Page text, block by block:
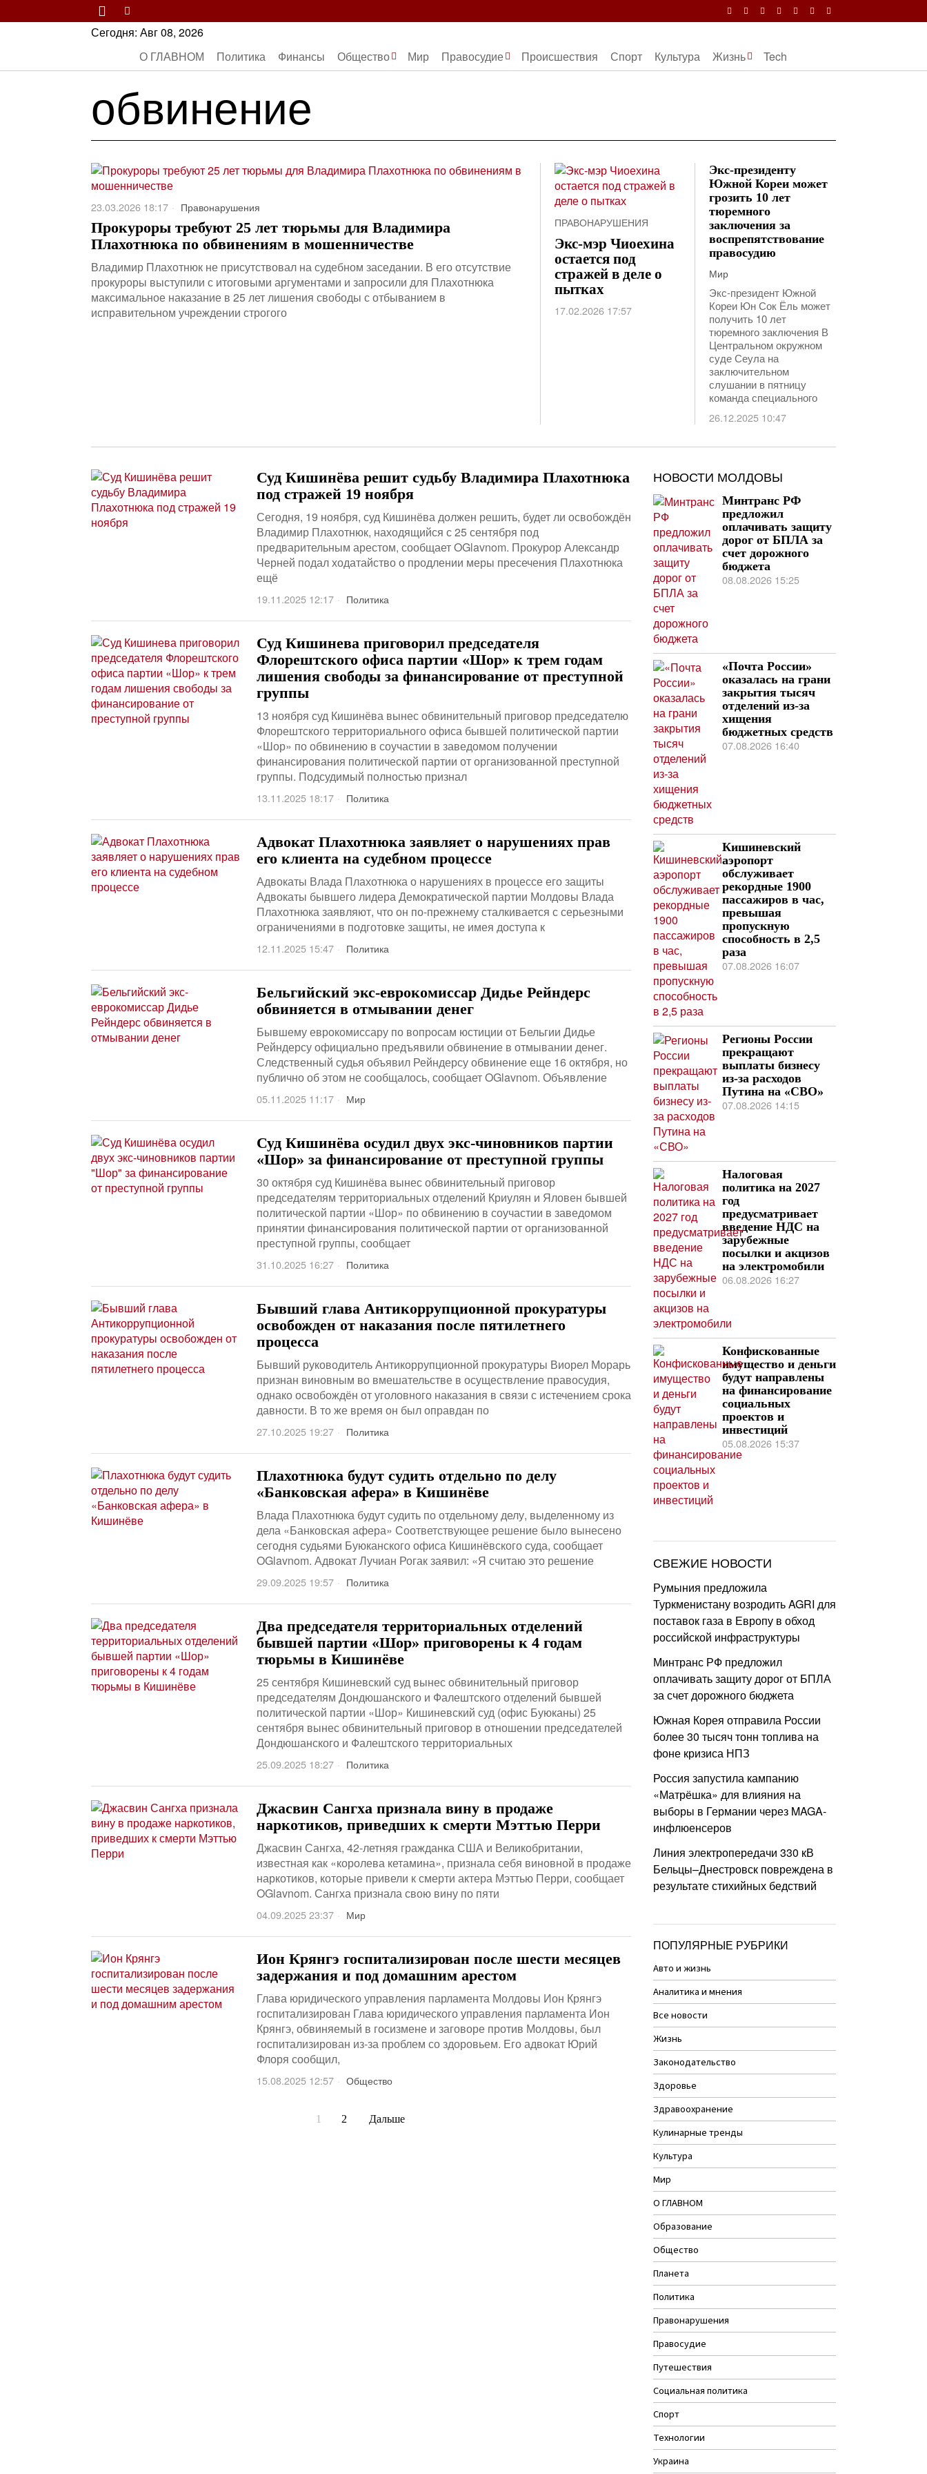
Сегодня: Авг 08, 2026
О ГЛАВНОМ
Политика Финансы Общество Мир Правосудие Происшествия Спорт Культура Жизнь Tech
обвинение
23.03.2026 18:17 Правонарушения
Прокуроры требуют 25 лет тюрьмы для Владимира
Плахотнюка по обвинениям в мошенничестве
Владимир Плахотнюк не присутствовал на судебном заседании. В его отсутствие
прокуроры выступили с итоговыми аргументами и запросили для Плахотнюка
максимальное наказание в 25 лет лишения свободы с отбыванием в
исправительном учреждении строгого
ПРАВОНАРУШЕНИЯ
Экс-мэр Чиоехина
остается под
стражей в деле о
пытках
17.02.2026 17:57
Экс-президенту
Южной Кореи может
грозить 10 лет
тюремного
заключения за
воспрепятствование
правосудию
Мир
Экс-президент Южной
Кореи Юн Сок Ёль может
получить 10 лет
тюремного заключения В
Центральном окружном
суде Сеула на
заключительном
слушании в пятницу
команда специального
26.12.2025 10:47
Суд Кишинёва решит судьбу Владимира Плахотнюка
под стражей 19 ноября
Сегодня, 19 ноября, суд Кишинёва должен решить, будет ли освобождён
Владимир Плахотнюк, находящийся с 25 сентября под
предварительным арестом, сообщает OGlavnom. Прокурор Александр
Черней подал ходатайство о продлении меры пресечения Плахотнюка
ещё
19.11.2025 12:17 Политика
Суд Кишинева приговорил председателя
Флорештского офиса партии «Шор» к трем годам
лишения свободы за финансирование от преступной
группы
13 ноября суд Кишинёва вынес обвинительный приговор председателю
Флорештского территориального офиса бывшей политической партии
«Шор» по обвинению в соучастии в заведомом получении
финансирования политической партии от организованной преступной
группы. Подсудимый полностью признал
13.11.2025 18:17 Политика
Адвокат Плахотнюка заявляет о нарушениях прав
его клиента на судебном процессе
Адвокаты Влада Плахотнюка о нарушениях в процессе его защиты
Адвокаты бывшего лидера Демократической партии Молдовы Влада
Плахотнюка заявляют, что он по-прежнему сталкивается с серьезными
ограничениями в подготовке защиты, не имея доступа к
12.11.2025 15:47 Политика
Бельгийский экс-еврокомиссар Дидье Рейндерс
обвиняется в отмывании денег
Бывшему еврокомиссару по вопросам юстиции от Бельгии Дидье
Рейндерсу официально предъявили обвинение в отмывании денег.
Следственный судья объявил Рейндерсу обвинение еще 16 октября, но
публично об этом не сообщалось, сообщает OGlavnom. Объявление
05.11.2025 11:17 Мир
Суд Кишинёва осудил двух экс-чиновников партии
«Шор» за финансирование от преступной группы
30 октября суд Кишинёва вынес обвинительный приговор
председателям территориальных отделений Криулян и Яловен бывшей
политической партии «Шор» по обвинению в соучастии в заведомом
принятии финансирования политической партии от организованной
преступной группы, сообщает
31.10.2025 16:27 Политика
Бывший глава Антикоррупционной прокуратуры
освобожден от наказания после пятилетнего
процесса
Бывший руководитель Антикоррупционной прокуратуры Виорел Морарь
признан виновным во вмешательстве в осуществление правосудия,
однако освобождён от уголовного наказания в связи с истечением срока
давности. В то же время он был оправдан по
27.10.2025 19:27 Политика
Плахотнюка будут судить отдельно по делу
«Банковская афера» в Кишинёве
Влада Плахотнюка будут судить по отдельному делу, выделенному из
дела «Банковская афера» Соответствующее решение было вынесено
сегодня судьями Буюканского офиса Кишинёвского суда, сообщает
OGlavnom. Адвокат Лучиан Рогак заявил: «Я считаю это решение
29.09.2025 19:57 Политика
Два председателя территориальных отделений
бывшей партии «Шор» приговорены к 4 годам
тюрьмы в Кишинёве
25 сентября Кишиневский суд вынес обвинительный приговор
председателям Дондюшанского и Фалештского отделений бывшей
политической партии «Шор» Кишиневский суд (офис Буюканы) 25
сентября вынес обвинительный приговор в отношении председателей
Дондюшанского и Фалештского территориальных
25.09.2025 18:27 Политика
Джасвин Сангха признала вину в продаже
наркотиков, приведших к смерти Мэттью Перри
Джасвин Сангха, 42-летняя гражданка США и Великобритании,
известная как «королева кетамина», признала себя виновной в продаже
наркотиков, которые привели к смерти актера Мэттью Перри, сообщает
OGlavnom. Сангха признала свою вину по пяти
04.09.2025 23:37 Мир
Ион Крянгэ госпитализирован после шести месяцев
задержания и под домашним арестом
Глава юридического управления парламента Молдовы Ион Крянгэ
госпитализирован Глава юридического управления парламента Ион
Крянгэ, обвиняемый в госизмене и заговоре против Молдовы, был
госпитализирован из-за проблем со здоровьем. Его адвокат Юрий
Флоря сообщил,
15.08.2025 12:57 Общество
1 2 Дальше
НОВОСТИ МОЛДОВЫ
Минтранс РФ
предложил
оплачивать защиту
дорог от БПЛА за
счет дорожного
бюджета
08.08.2026 15:25
«Почта России»
оказалась на грани
закрытия тысяч
отделений из-за
хищения
бюджетных средств
07.08.2026 16:40
Кишиневский
аэропорт
обслуживает
рекордные 1900
пассажиров в час,
превышая
пропускную
способность в 2,5
раза
07.08.2026 16:07
Регионы России
прекращают
выплаты бизнесу
из-за расходов
Путина на «СВО»
07.08.2026 14:15
Налоговая
политика на 2027
год
предусматривает
введение НДС на
зарубежные
посылки и акцизов
на электромобили
06.08.2026 16:27
Конфискованные
имущество и деньги
будут направлены
на финансирование
социальных
проектов и
инвестиций
05.08.2026 15:37
СВЕЖИЕ НОВОСТИ
Румыния предложила
Туркменистану возродить AGRI для
поставок газа в Европу в обход
российской инфраструктуры
Минтранс РФ предложил
оплачивать защиту дорог от БПЛА
за счет дорожного бюджета
Южная Корея отправила России
более 30 тысяч тонн топлива на
фоне кризиса НПЗ
Россия запустила кампанию
«Матрёшка» для влияния на
выборы в Германии через MAGA-
инфлюенсеров
Линия электропередачи 330 кВ
Бельцы–Днестровск повреждена в
результате стихийных бедствий
ПОПУЛЯРНЫЕ РУБРИКИ
Авто и жизнь
Аналитика и мнения
Все новости
Жизнь
Законодательство
Здоровье
Здравоохранение
Кулинарные тренды
Культура
Мир
О ГЛАВНОМ
Образование
Общество
Планета
Политика
Правонарушения
Правосудие
Путешествия
Социальная политика
Спорт
Технологии
Украина